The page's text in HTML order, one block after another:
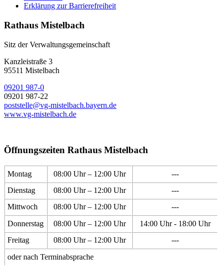
Erklärung zur Barrierefreiheit
Rathaus Mistelbach
Sitz der Verwaltungsgemeinschaft
Kanzleistraße 3
95511 Mistelbach
09201 987-0
09201 987-22
poststelle@vg-mistelbach.bayern.de
www.vg-mistelbach.de
Öffnungszeiten Rathaus Mistelbach
Montag 08:00 Uhr – 12:00 Uhr
---
Dienstag
08:00 Uhr – 12:00 Uhr
---
Mittwoch
08:00 Uhr – 12:00 Uhr
---
Donnerstag
08:00 Uhr – 12:00 Uhr
14:00 Uhr - 18:00 Uhr
Freitag
08:00 Uhr – 12:00 Uhr
---
oder nach Terminabsprache